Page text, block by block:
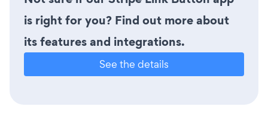
is right for you? Find out more about
its features and integrations.
See the details